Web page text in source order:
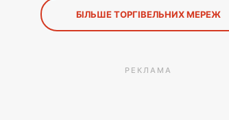
БІЛЬШЕ ТОРГІВЕЛЬНИХ МЕРЕЖ
РЕКЛАМА